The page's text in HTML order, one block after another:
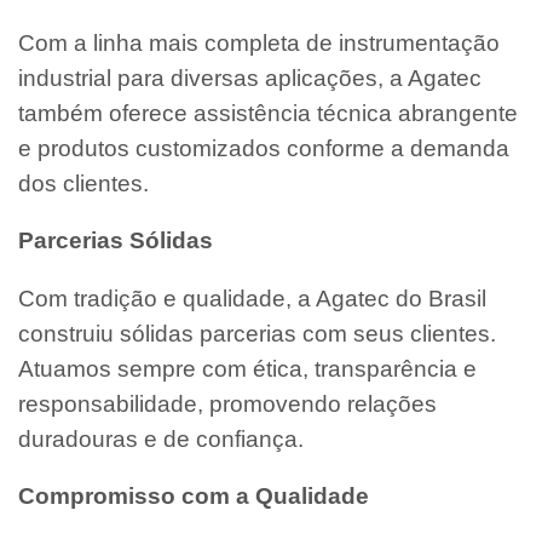
Com a linha mais completa de instrumentação
industrial para diversas aplicações, a Agatec
também oferece assistência técnica abrangente
e produtos customizados conforme a demanda
dos clientes.
Parcerias Sólidas
Com tradição e qualidade, a Agatec do Brasil
construiu sólidas parcerias com seus clientes.
Atuamos sempre com ética, transparência e
responsabilidade, promovendo relações
duradouras e de confiança.
Compromisso com a Qualidade